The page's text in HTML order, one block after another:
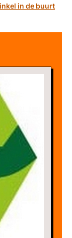
in de buurt